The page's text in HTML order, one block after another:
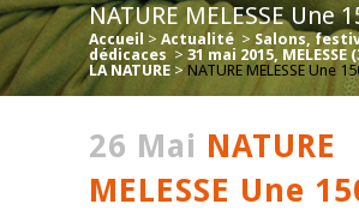
NATURE MELESSE Une
Accueil > Actualité > Salons,
dédicaces > 31 mai 2015, MELESSE
LA NATURE > NATURE MELESSE Une
26 Mai NATURE
MELESSE Une